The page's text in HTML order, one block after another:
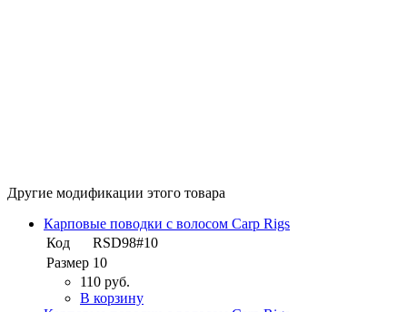
Другие модификации этого товара
Карповые поводки с волосом Carp Rigs
Код
RSD98#10
Размер 10
110 руб.
В корзину